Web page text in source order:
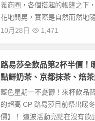
義商圈，各個搭起的帳篷之下
花地閒晃，實際是自然而然地
10月28日
1,471
路易莎全飲品第2杯半價！
點鮮奶茶、京都抹茶、焙茶
藍色星期一不憂鬱！來杯飲品
的超高 CP 路易莎目前祭出暖
價】！ 這波活動亮點在沒有飲